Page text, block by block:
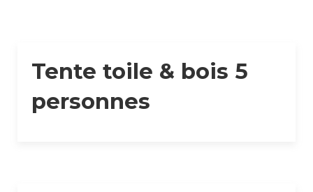
Tente toile & bois 5
personnes